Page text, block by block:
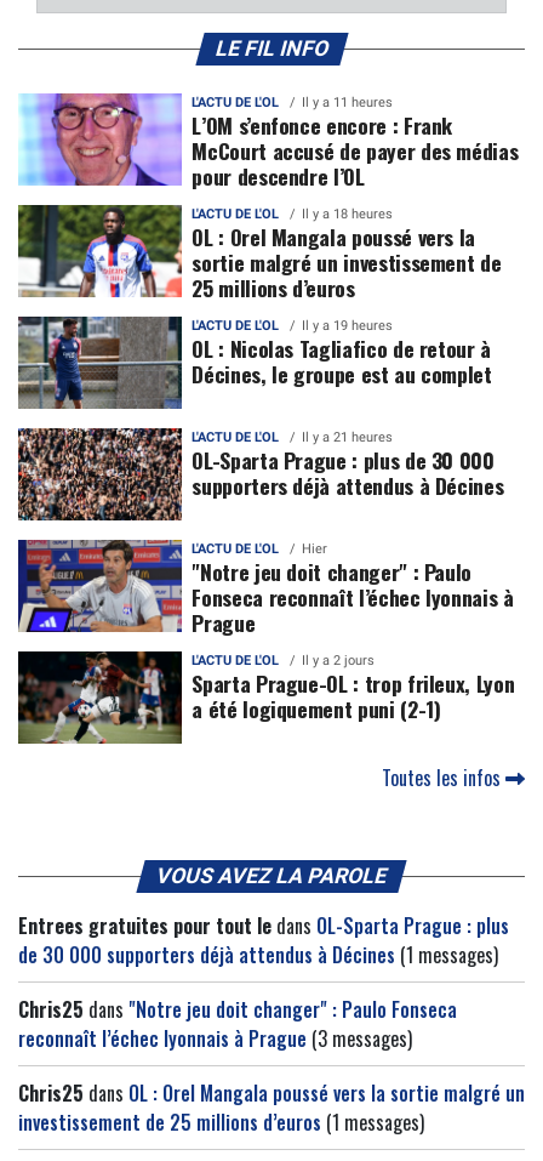
LE FIL INFO
L'ACTU DE L'OL Il y a 11 heures
L’OM s’enfonce encore : Frank
McCourt accusé de payer des médias
pour descendre l’OL
L'ACTU DE L'OL Il y a 18 heures
OL : Orel Mangala poussé vers la
sortie malgré un investissement de
25 millions d’euros
L'ACTU DE L'OL Il y a 19 heures
OL : Nicolas Tagliafico de retour à
Décines, le groupe est au complet
L'ACTU DE L'OL Il y a 21 heures
OL-Sparta Prague : plus de 30 000
supporters déjà attendus à Décines
L'ACTU DE L'OL Hier
"Notre jeu doit changer" : Paulo
Fonseca reconnaît l’échec lyonnais à
Prague
L'ACTU DE L'OL Il y a 2 jours
Sparta Prague-OL : trop frileux, Lyon
a été logiquement puni (2-1)
Toutes les infos
VOUS AVEZ LA PAROLE
Entrees gratuites pour tout le dans OL-Sparta Prague : plus
de 30 000 supporters déjà attendus à Décines (1 messages)
Chris25 dans "Notre jeu doit changer" : Paulo Fonseca
reconnaît l’échec lyonnais à Prague (3 messages)
Chris25 dans OL : Orel Mangala poussé vers la sortie malgré un
investissement de 25 millions d’euros (1 messages)